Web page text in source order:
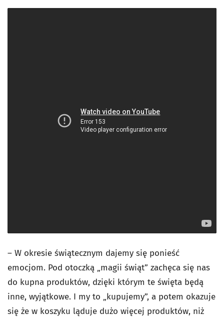
– W okresie świątecznym dajemy się ponieść
emocjom. Pod otoczką „magii świąt” zachęca się nas
do kupna produktów, dzięki którym te święta będą
inne, wyjątkowe. I my to „kupujemy”, a potem okazuje
się że w koszyku ląduje dużo więcej produktów, niż